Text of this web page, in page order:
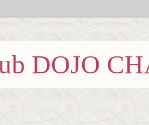
DOJO